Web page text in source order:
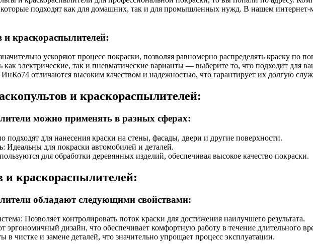
которые подходят как для домашних, так и для промышленных нужд. В нашем
краскораспылителей:
ускоряют процесс покраски, позволяя равномерно распределять краску по
как электрические, так и пневматические варианты — выберите то, что подходит для
отличаются высоким качеством и надежностью, что гарантирует их долгую
и краскораспылителей:
можно применять в разных сферах:
подходят для нанесения краски на стены, фасады, двери и другие поверхности.
Идеальны для покраски автомобилей и деталей.
для обработки деревянных изделий, обеспечивая высокое качество покраски.
и краскораспылителей:
обладают следующими свойствами:
Позволяет контролировать поток краски для достижения наилучшего результата.
эргономичный дизайн, что обеспечивает комфортную работу в течение длительного
в чистке и замене деталей, что значительно упрощает процесс эксплуатации.